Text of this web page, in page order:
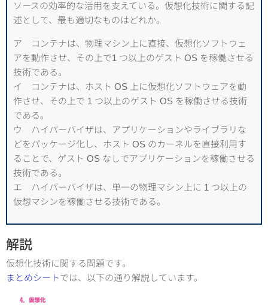
ソースの効率的な活用を支えている。仮想化技術に関する記
述として、最も適切なものはどれか。
ア コンテナは、物理マシン上に直接、仮想化ソフトウェ
アを動作させ、その上で1 つ以上のゲスト OS を稼働させる
技術である。
イ コンテナは、ホスト OS 上に仮想化ソフトウェアを動
作させ、その上で 1 つ以上のゲスト OS を稼働させる技術
である。
ウ ハイパーバイザは、アプリケーションやライブラリな
どをパッケージ化し、ホスト OS のカーネルを直接利用す
ることで、ゲスト OS なしでアプリケーションを稼働させる
技術である。
エ ハイパーバイザは、単一の物理マシン上に 1 つ以上の
仮想マシンを稼働させる技術である。
解説
仮想化技術に関する問題です。
まとめシートでは、以下の通り解説しています。